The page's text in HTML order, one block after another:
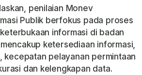
penilaian Monev
Publik berfokus pada proses
informasi di badan
ketersediaan informasi,
kecepatan pelayanan permintaan
dan kelengkapan data.